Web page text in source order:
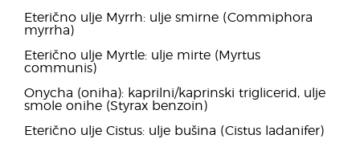
Eterično ulje Myrrh: ulje smirne (Commiphora
myrrha)
Eterično ulje Myrtle: ulje mirte (Myrtus
communis)
Onycha (oniha): kaprilni/kaprinski triglicerid, ulje
smole onihe (Styrax benzoin)
Eterično ulje Cistus: ulje bušina (Cistus ladanifer)